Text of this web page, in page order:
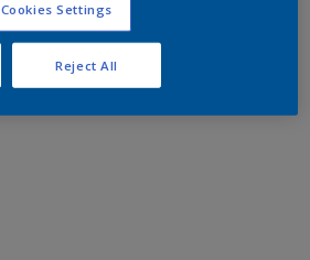
Cookies Settings
Reject All